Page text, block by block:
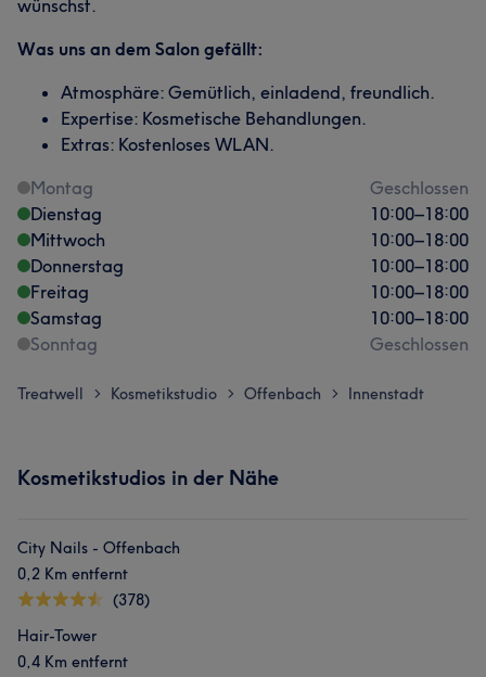
wünschst.
Was uns an dem Salon gefällt:
Atmosphäre: Gemütlich, einladend, freundlich.
Expertise: Kosmetische Behandlungen.
Extras: Kostenloses WLAN.
Montag
Geschlossen
Dienstag
10:00–18:00
Mittwoch
10:00–18:00
Donnerstag
10:00–18:00
Freitag
10:00–18:00
Samstag
10:00–18:00
Sonntag
Geschlossen
Treatwell > Kosmetikstudio > Offenbach > Innenstadt
Kosmetikstudios in der Nähe
City Nails - Offenbach
0,2 Km entfernt
(378)
Hair-Tower
0,4 Km entfernt